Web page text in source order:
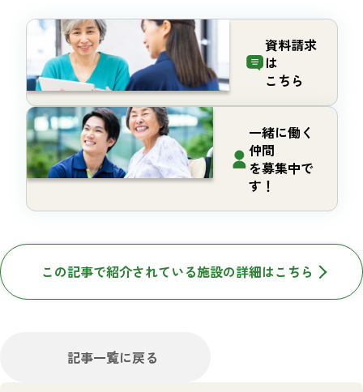
資料請求
は
こちら
一緒に働く
仲間
を募集中で
す！
この記事で紹介されている施設の詳細はこちら
記事一覧に戻る